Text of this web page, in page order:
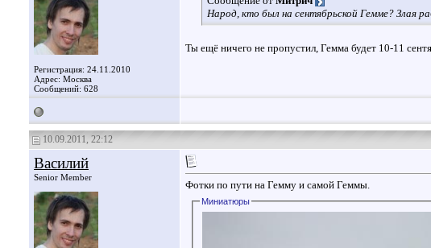
Регистрация: 24.11.2010
Адрес: Москва
Сообщений: 628
Народ, кто был на сентябрьской Гемме? Злая
Ты ещё ничего не пропустил, Гемма будет 10-11
10.09.2011, 22:12
Василий
Senior Member
Фотки по пути на Гемму и самой Геммы.
Миниатюры